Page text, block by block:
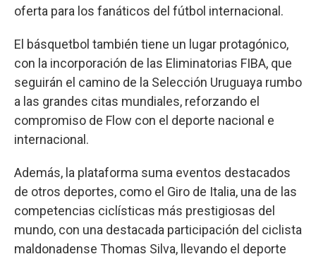
oferta para los fanáticos del fútbol internacional.
El básquetbol también tiene un lugar protagónico,
con la incorporación de las Eliminatorias FIBA, que
seguirán el camino de la Selección Uruguaya rumbo
a las grandes citas mundiales, reforzando el
compromiso de Flow con el deporte nacional e
internacional.
Además, la plataforma suma eventos destacados
de otros deportes, como el Giro de Italia, una de las
competencias ciclísticas más prestigiosas del
mundo, con una destacada participación del ciclista
maldonadense Thomas Silva, llevando el deporte